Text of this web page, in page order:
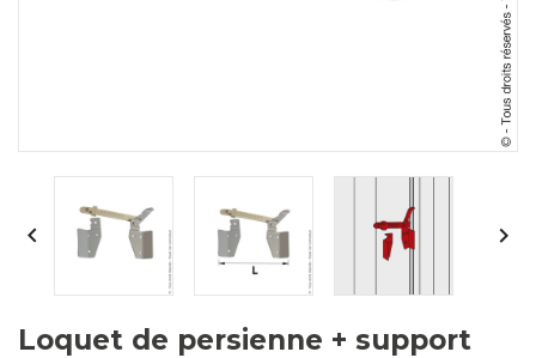
 
Loquet de persienne + support